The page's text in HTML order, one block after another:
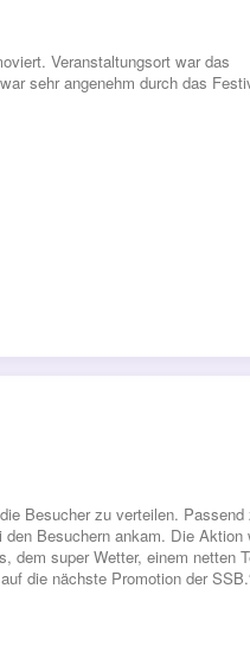
Veranstaltungsort war das
sehr angenehm durch das
Besucher zu verteilen. Passend
Besuchern ankam. Die Aktion
dem super Wetter, einem netten
die nächste Promotion der